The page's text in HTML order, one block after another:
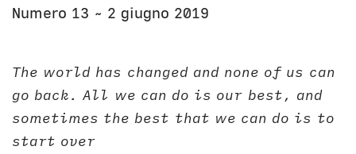
Corsi
Civica Scuola
Bio
English Bio
Numero 13 ~ 2 giugno 2019
The world has changed and none of us can
go back. All we can do is our best, and
sometimes the best that we can do is to
start over